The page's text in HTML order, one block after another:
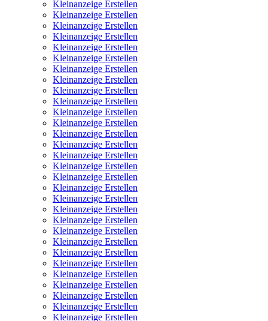
Kleinanzeige Erstellen
Kleinanzeige Erstellen
Kleinanzeige Erstellen
Kleinanzeige Erstellen
Kleinanzeige Erstellen
Kleinanzeige Erstellen
Kleinanzeige Erstellen
Kleinanzeige Erstellen
Kleinanzeige Erstellen
Kleinanzeige Erstellen
Kleinanzeige Erstellen
Kleinanzeige Erstellen
Kleinanzeige Erstellen
Kleinanzeige Erstellen
Kleinanzeige Erstellen
Kleinanzeige Erstellen
Kleinanzeige Erstellen
Kleinanzeige Erstellen
Kleinanzeige Erstellen
Kleinanzeige Erstellen
Kleinanzeige Erstellen
Kleinanzeige Erstellen
Kleinanzeige Erstellen
Kleinanzeige Erstellen
Kleinanzeige Erstellen
Kleinanzeige Erstellen
Kleinanzeige Erstellen
Kleinanzeige Erstellen
Kleinanzeige Erstellen
Kleinanzeige Erstellen